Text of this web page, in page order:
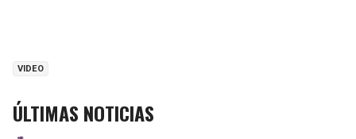
VIDEO
ÚLTIMAS NOTICIAS